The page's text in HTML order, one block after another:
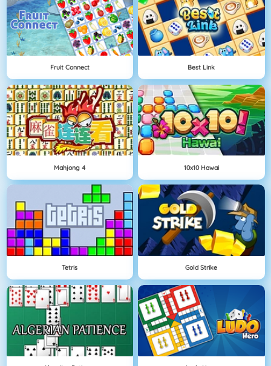
Fruit Connect Best Link
Mahjong 4 10x10 Hawai
Tetris Gold Strike